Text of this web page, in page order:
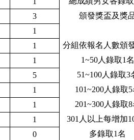
3
頒發獎盃及獎
1
1
分組依報名人數頒
1 1~50人錄取1名
5 51~100人錄取3
1 101~200人錄取5
1 201~300人錄取8
1
301人以上每增加
0
多錄取1名